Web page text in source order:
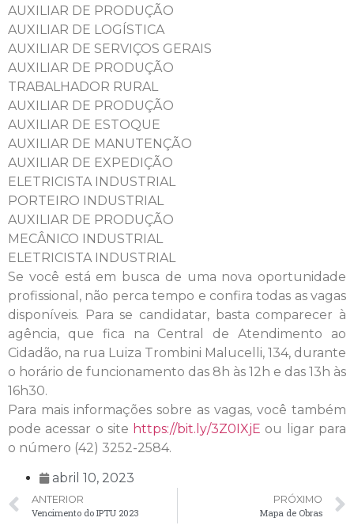
AUXILIAR DE PRODUÇÃO
AUXILIAR DE LOGÍSTICA
AUXILIAR DE SERVIÇOS GERAIS
AUXILIAR DE PRODUÇÃO
TRABALHADOR RURAL
AUXILIAR DE PRODUÇÃO
AUXILIAR DE ESTOQUE
AUXILIAR DE MANUTENÇÃO
AUXILIAR DE EXPEDIÇÃO
ELETRICISTA INDUSTRIAL
PORTEIRO INDUSTRIAL
AUXILIAR DE PRODUÇÃO
MECÂNICO INDUSTRIAL
ELETRICISTA INDUSTRIAL
Se você está em busca de uma nova oportunidade
profissional, não perca tempo e confira todas as vagas
disponíveis. Para se candidatar, basta comparecer à
agência, que fica na Central de Atendimento ao
Cidadão, na rua Luiza Trombini Malucelli, 134, durante
o horário de funcionamento das 8h às 12h e das 13h às
16h30.
Para mais informações sobre as vagas, você também
pode acessar o site https://bit.ly/3Z0IXjE ou ligar para
o número (42) 3252-2584.
abril 10, 2023
ANTERIOR
Vencimento do IPTU 2023
PRÓXIMO
Mapa de Obras